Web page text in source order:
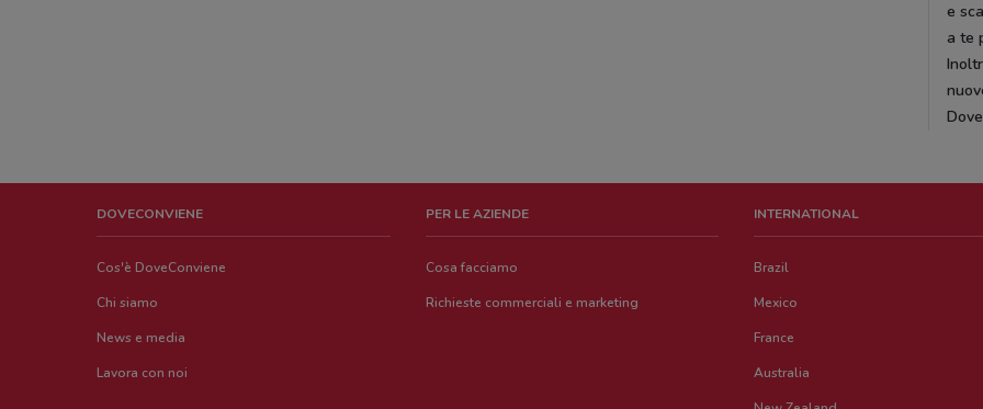
e
a te
DOVECONVIENE
Cos'è DoveConviene
Chi siamo
News e media
Lavora con noi
PER LE AZIENDE
Cosa facciamo
Richieste commerciali e marketing
INTERNATIONAL
Brazil
Mexico
France
Australia